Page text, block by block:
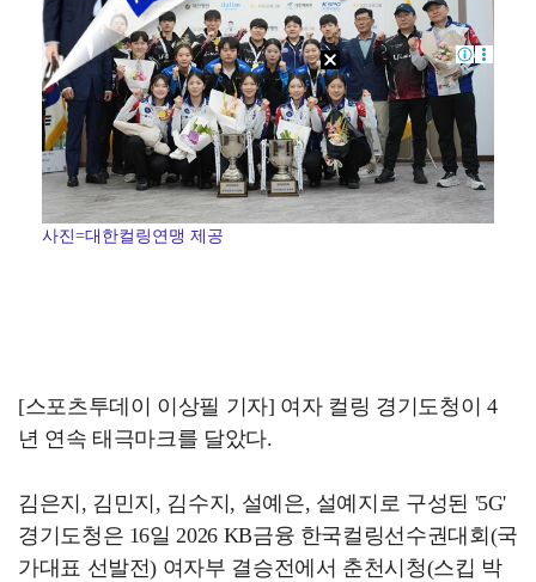
'서명관·야고 연속골' 울산, 동해안 더비서 포항 제압…
사진=대한컬링연맹 제공
[스포츠투데이 이상필 기자] 여자 컬링 경기도청이 4
년 연속 태극마크를 달았다.
김은지, 김민지, 김수지, 설예은, 설예지로 구성된 '5G'
경기도청은 16일 2026 KB금융 한국컬링선수권대회(국
가대표 선발전) 여자부 결승전에서 춘천시청(스킵 박